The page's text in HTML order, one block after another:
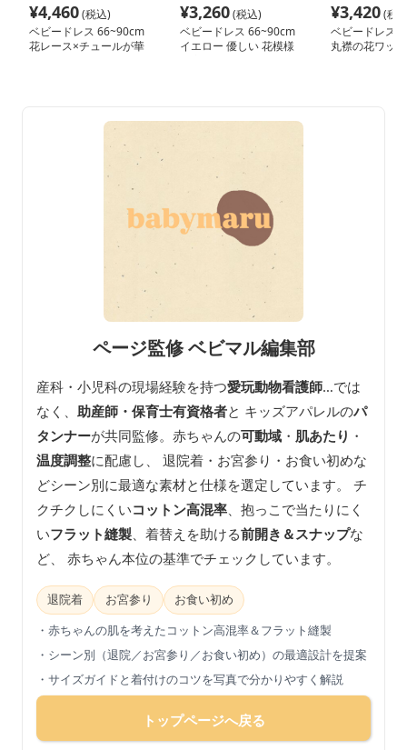
¥4,460(税込)
ベビードレス 66~90cm
花レース×チュールが華
¥3,260(税込)
ベビードレス 66~90cm
イエロー 優しい 花模様
¥3,420(税
ベビードレス
丸襟の花ワッ
ページ監修 ベビマル編集部
産科・小児科の現場経験を持つ愛玩動物看護師…では
なく、 助産師・保育士有資格者と キッズアパレルのパ
タンナーが共同監修。赤ちゃんの可動域 ・ 肌あたり ・
温度調整に配慮し、 退院着・お宮参り・お食い初めな
どシーン別に最適な素材と仕様を選定しています。 チ
クチクしにくいコットン高混率 、抱っこで当たりにく
いフラット縫製 、着替えを助ける前開き＆スナップな
ど、 赤ちゃん本位の基準でチェックしています。
退院着 お宮参り
お食い初め
・赤ちゃんの肌を考えたコットン高混率＆フラット縫製
・シーン別（退院／お宮参り／お食い初め）の最適設計を提案
・サイズガイドと着付けのコツを写真で分かりやすく解説
トップページへ戻る